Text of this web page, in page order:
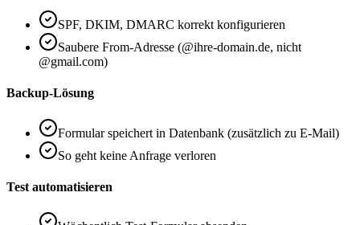
SPF, DKIM, DMARC korrekt konfigurieren
Saubere From-Adresse (@ihre-domain.de, nicht
@gmail.com)
Backup-Lösung
Formular speichert in Datenbank (zusätzlich zu E-Mail)
So geht keine Anfrage verloren
Test automatisieren